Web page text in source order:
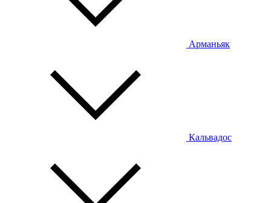
Арманьяк
Кальвадос